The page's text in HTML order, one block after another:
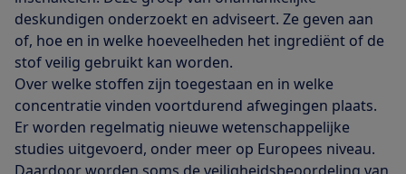
deskundigen onderzoekt en adviseert. Ze geven aan
of, hoe en in welke hoeveelheden het ingrediënt of de
stof veilig gebruikt kan worden.
Over welke stoffen zijn toegestaan en in welke
concentratie vinden voortdurend afwegingen plaats.
Er worden regelmatig nieuwe wetenschappelijke
studies uitgevoerd, onder meer op Europees niveau.